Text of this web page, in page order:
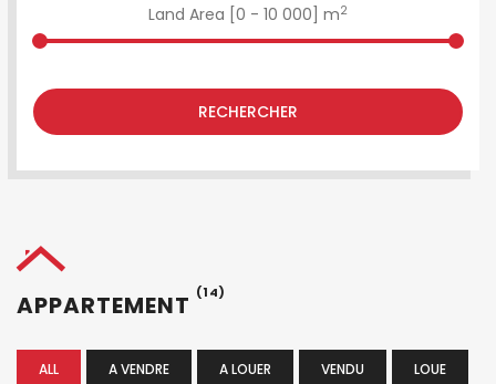
Land Area [ 0 - 10 000 ] m2
RECHERCHER
APPARTEMENT (14)
ALL A VENDRE A LOUER VENDU LOUE